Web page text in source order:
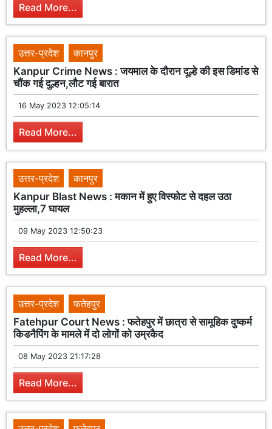
Read More...
उत्तर-प्रदेश
कानपुर
Kanpur Crime News : जयमाल के दौरान दूल्हे की इस डिमांड से
चौंक गई दुल्हन,लौट गई बारात
16 May 2023 12:05:14
Read More...
उत्तर-प्रदेश
कानपुर
Kanpur Blast News : मकान में हुए विस्फोट से दहल उठा
मुहल्ला,7 घायल
09 May 2023 12:50:23
Read More...
उत्तर-प्रदेश
फतेहपुर
Fatehpur Court News : फतेहपुर में छात्रा से सामूहिक दुष्कर्म
किडनैपिंग के मामले में दो लोगों को उम्रकैद
08 May 2023 21:17:28
Read More...